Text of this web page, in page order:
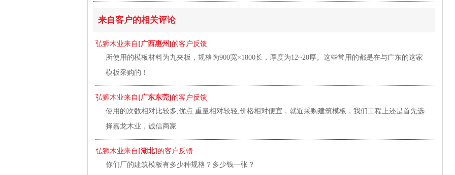
来自客户的相关评论
弘狮木业来自 [广西惠州] 的客户反馈
所使用的模板材料为九夹板，规格为900宽×1800长，厚度为12~20厚。这些常用的都是在与广东的这家
模板采购的！
弘狮木业来自 [广东东莞] 的客户反馈
使用的次数相对比较多,优点:重量相对较轻,价格相对便宜，就近采购建筑模板，我们工程上还是首先选
择嘉龙木业，诚信商家
弘狮木业来自 [湖北] 的客户反馈
你们厂的建筑模板有多少种规格？多少钱一张？